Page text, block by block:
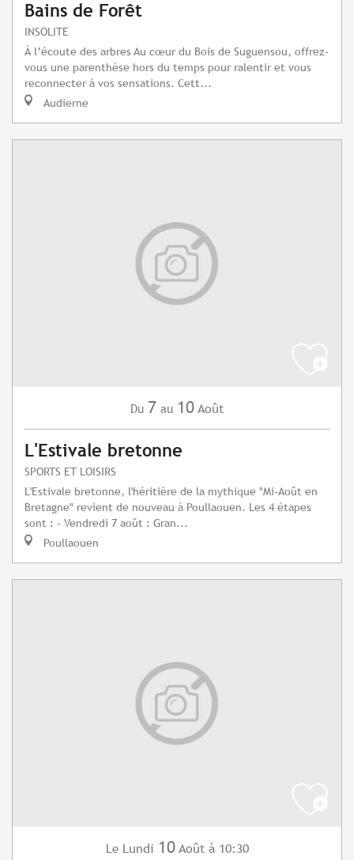
Bains de Forêt
INSOLITE
À l’écoute des arbres Au cœur du Bois de Suguensou, offrez-
vous une parenthèse hors du temps pour ralentir et vous
reconnecter à vos sensations. Cett...
Audierne
Du 7 au 10 Août
L'Estivale bretonne
SPORTS ET LOISIRS
L'Estivale bretonne, l'héritière de la mythique "Mi-Août en
Bretagne" revient de nouveau à Poullaouen. Les 4 étapes
sont : - Vendredi 7 août : Gran...
Poullaouen
Le Lundi 10 Août à 10:30